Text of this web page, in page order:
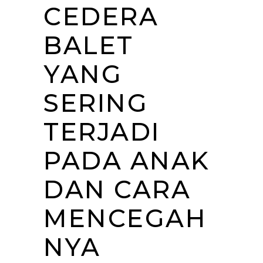
CEDERA
BALET
YANG
SERING
TERJADI
PADA ANAK
DAN CARA
MENCEGAH
NYA